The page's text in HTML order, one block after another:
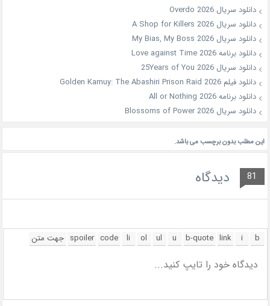
دانلود سریال Overdo 2026
دانلود سریال A Shop for Killers 2026
دانلود سریال My Bias, My Boss 2026
دانلود برنامه Love against Time 2026
دانلود سریال 25Years of You 2026
دانلود فیلم Golden Kamuy: The Abashiri Prison Raid 2026
دانلود برنامه All or Nothing 2026
دانلود سریال Blossoms of Power 2026
این مطلب بدون برچسب می باشد.
81 دیدگاه